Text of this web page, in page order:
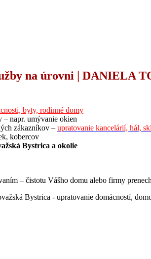
na úrovni | DANIELA
byty, rodinné domy
– napr. umývanie okien
zákazníkov – upratovanie kancelárií, hál,
kobercov
Bystrica a okolie
– čistotu Vášho domu alebo firmy